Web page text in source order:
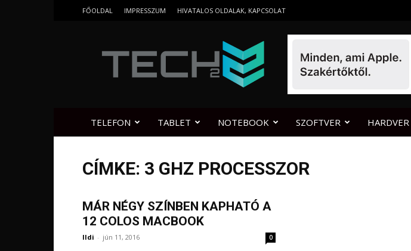
FŐOLDAL IMPRESSZUM HIVATALOS OLDALAK, KAPCSOLAT
TELEFON TABLET NOTEBOOK SZOFTVER HARDVER
CÍMKE: 3 GHZ PROCESSZOR
MÁR NÉGY SZÍNBEN KAPHATÓ A
12 COLOS MACBOOK
Ildi - jún 11, 2016 0